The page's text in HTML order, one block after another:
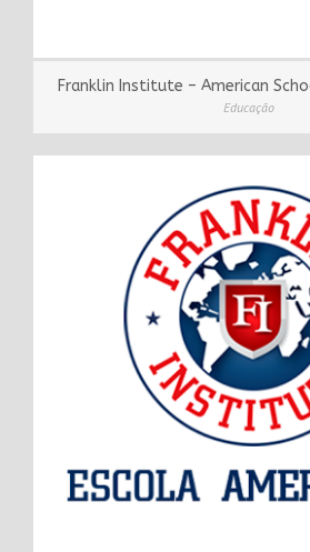
Franklin Institute – American
Educação